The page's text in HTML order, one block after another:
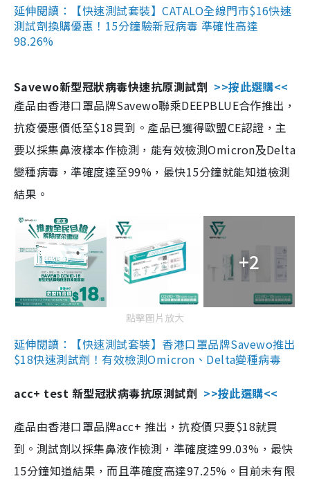
延伸閱讀：【快速測試套裝】CATALO全線門市$16快速
測試劑換購優惠！15分鐘驗新冠病毒 準確性高達
98.26%
Savewo新型冠狀病毒快速抗原測試劑 >>按此選購<<
產品由香港口罩品牌Savewo聯乘DEEPBLUE合作推出，
抗疫優惠價低至$18買到。產品已獲得歐盟CE認證，主
要以採集鼻液樣本作檢測，能有效檢測Omicron及Delta
變種病毒，準確度達至99%，最快15分鐘就能知道檢測
結果。
+2
點擊圖片放大
延伸閱讀：【快速測試套裝】香港口罩品牌Savewo推出
$18快速測試劑！有效檢測Omicron、Delta變種病毒
acc+ test 新型冠狀病毒抗原測試劑 >>按此選購<<
產品由香港口罩品牌acc+ 推出，抗疫價只要$18就買
到。測試劑以採集鼻液作檢測，準確度達99.03%，最快
15分鐘知道結果，而且準確度高達97.25%。目前未有限